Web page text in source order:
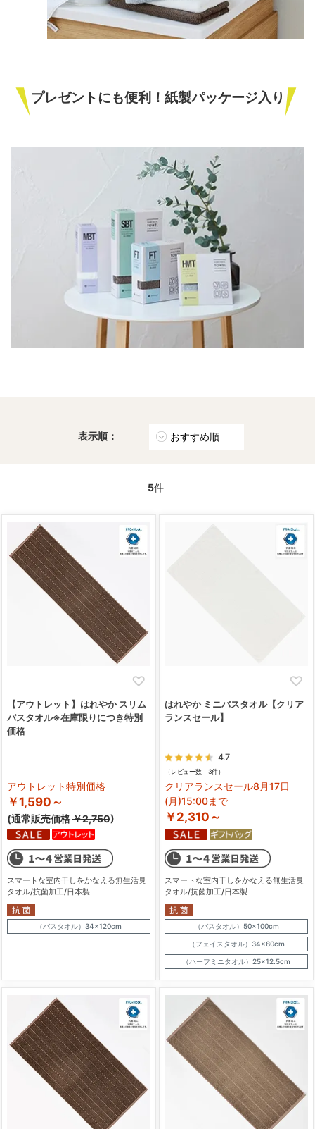
プレゼントにも便利！紙製パッケージ入り
表示順：
5件
【アウトレット】はれやか スリム
バスタオル※在庫限りにつき特別
価格
アウトレット特別価格
￥1,590～
(通常販売価格￥2,750)
スマートな室内干しをかなえる無生活臭
タオル/抗菌加工/日本製
（バスタオル）34×120cm
はれやか ミニバスタオル【クリア
ランスセール】
4.7
（レビュー数：3件）
クリアランスセール8月17日
(月)15:00まで
￥2,310～
スマートな室内干しをかなえる無生活臭
タオル/抗菌加工/日本製
（バスタオル）50×100cm
（フェイスタオル）34×80cm
（ハーフミニタオル）25×12.5cm